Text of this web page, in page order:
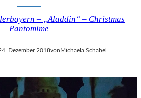
N
–
A
N
– „Aladdin“ – Christmas
Pantomime
Dezember 2018vonMichaela Schabel